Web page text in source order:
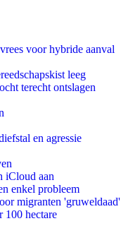
voor hybride aanval
leeg
terecht ontslagen
en agressie
iCloud aan
enkel probleem
migranten 'gruweldaad'
100 hectare